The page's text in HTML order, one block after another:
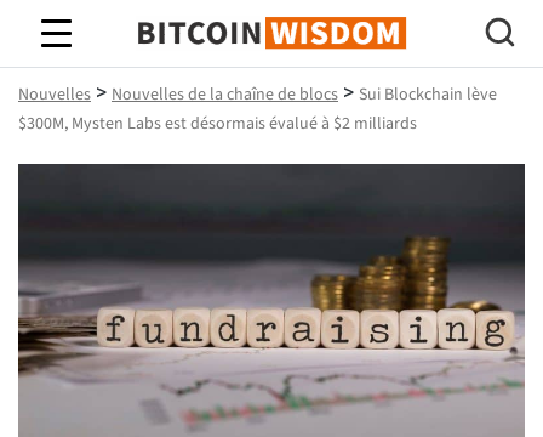
Bitcoin Sagesse
Nouvelles > Nouvelles de la chaîne de blocs > Sui Blockchain lève
$300M, Mysten Labs est désormais évalué à $2 milliards